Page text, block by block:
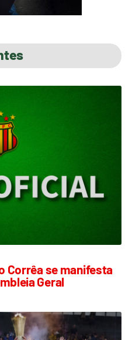
Corrêa se manifesta
Geral